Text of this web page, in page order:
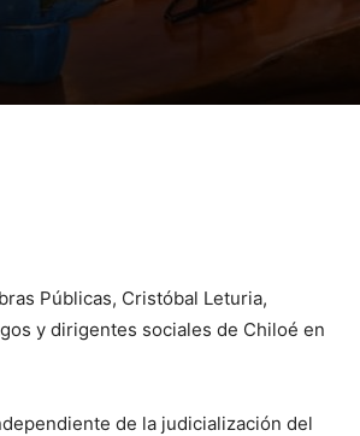
Públicas, Cristóbal Leturia,
y dirigentes sociales de Chiloé en
de la judicialización del